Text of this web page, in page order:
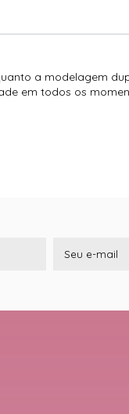
a modelagem
em todos os